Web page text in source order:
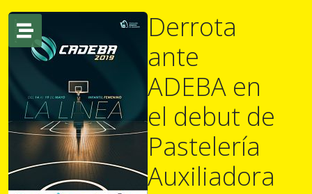
Derrota
ante
ADEBA en
el debut de
Pastelería
Auxiliadora